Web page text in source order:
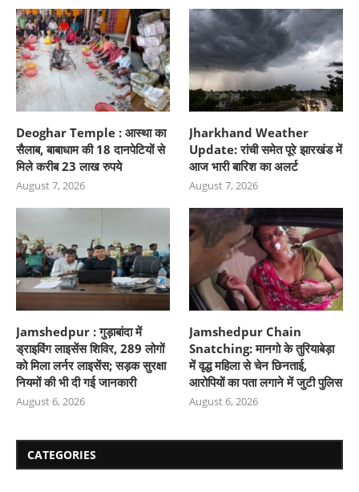
Deoghar Temple : आस्था का
सैलाब, बाबाधाम की 18 दानपेटियों से
मिले करीब 23 लाख रुपये
August 7, 2026
Jharkhand Weather
Update: रांची समेत पूरे झारखंड में
आज भारी बारिश का अलर्ट
August 7, 2026
Jamshedpur : गुड़ाबांदा में
ड्राइविंग लाइसेंस शिविर, 289 लोगों
को मिला लर्नर लाइसेंस; सड़क सुरक्षा
नियमों की भी दी गई जानकारी
August 6, 2026
Jamshedpur Chain
Snatching: मानगो के तुरियाबेड़ा
में वृद्ध महिला से चेन छिनताई,
आरोपियों का पता लगाने में जुटी पुलिस
August 6, 2026
CATEGORIES